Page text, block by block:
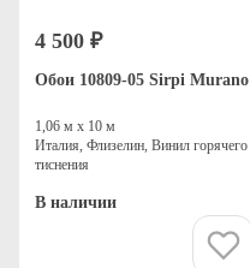
4 500 ₽
Обои 10809-05 Sirpi Murano
1,06 м х 10 м
Италия, Флизелин, Винил горячего
тиснения
В наличии